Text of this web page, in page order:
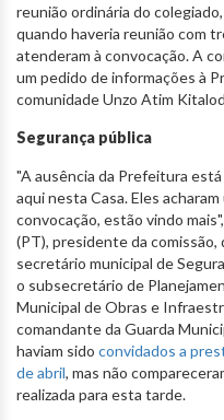
reunião ordinária do
quando haveria reunião com
atenderam à convocação. A
um pedido de informações à
comunidade Unzo Atim
Segurança pública
"A ausência da Prefeitura
aqui nesta Casa. Eles
convocação, estão vindo
(PT), presidente da
secretário municipal de
o subsecretário de
Municipal de Obras e
comandante da Guarda
haviam sido convidados a
de abril, mas não
realizada para esta tarde.